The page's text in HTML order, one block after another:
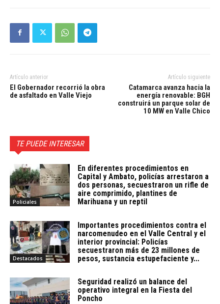
Artículo anterior
El Gobernador recorrió la obra
de asfaltado en Valle Viejo
Artículo siguiente
Catamarca avanza hacia la
energía renovable: BGH
construirá un parque solar de
10 MW en Valle Chico
TE PUEDE INTERESAR
Policiales
En diferentes procedimientos en
Capital y Ambato, policías arrestaron a
dos personas, secuestraron un rifle de
aire comprimido, plantines de
Marihuana y un reptil
Destacados
Importantes procedimientos contra el
narcomenudeo en el Valle Central y el
interior provincial: Policías
secuestraron más de 23 millones de
pesos, sustancia estupefaciente y...
Seguridad realizó un balance del
operativo integral en la Fiesta del
Poncho